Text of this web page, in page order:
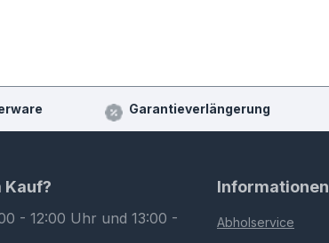
Garantieverlängerung
Kauf?
- 12:00 Uhr und 13:00 -
Informationen
Abholservice